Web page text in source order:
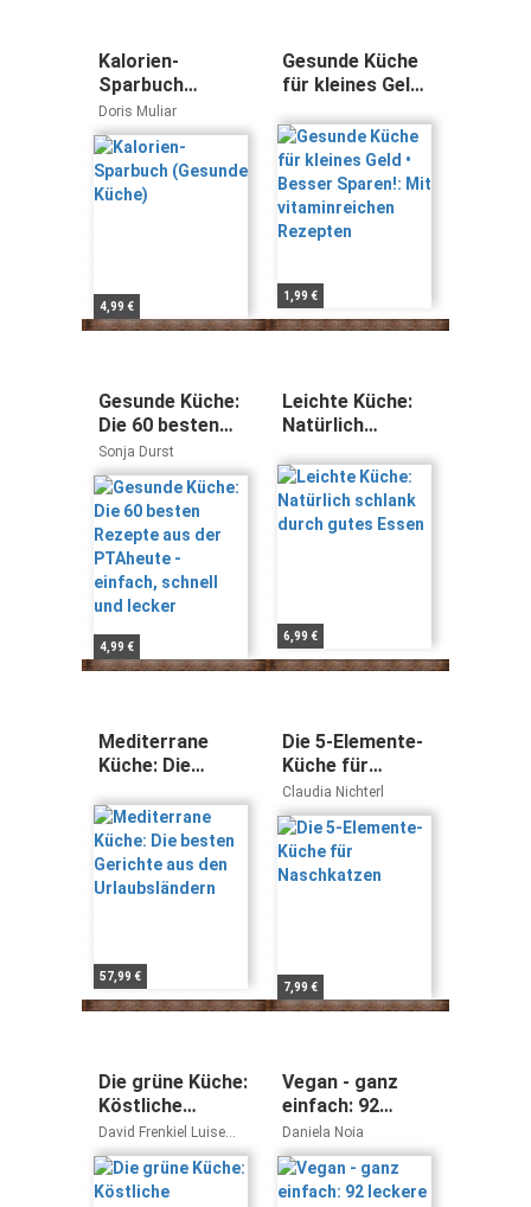
Kalorien-
Sparbuch
(Gesunde Küche)
Doris Muliar
4,99 €
Gesunde Küche
für kleines Geld •
Mit
vitaminreichen
Rezepten
1,99 €
Gesunde Küche:
Die 60 besten
Rezepte aus der
PTAheute -
einfach, schnell
und lecker
Sonja Durst
4,99 €
Leichte Küche:
Natürlich
gutes Essen
6,99 €
Mediterrane
Küche: Die
aus den
Urlaubsländern
57,99 €
Die 5-Elemente-
Küche für
Naschkatzen
Claudia Nichterl
7,99 €
Die grüne Küche:
Köstliche
vegetarische
Ideen für jeden
Tag
David Frenkiel Luise
Vindahl
Vegan - ganz
einfach: 92
leckere vegane
Rezepte
Daniela Noia